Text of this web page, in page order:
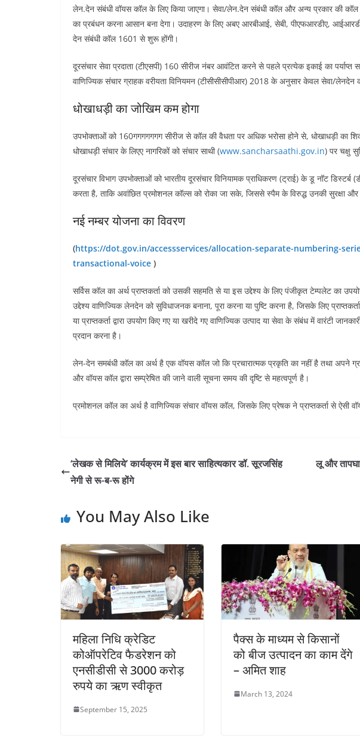
लेन.देन संबंधी वॉयस कॉल के लिए किया जाएगा। सेवा/लेन.देन संबंधी कॉल और अन्य प्रकार की कॉल
का प्रबंधन करना आसान बना देगा। उदाहरण के लिए अबए आरबीआई, सेबी, पीएफआरडीए,
देन संबंधी कॉल 1601 से शुरू होंगी।
दूरसंचार सेवा प्रदाता (टीएसपी) 160 सीरीज नंबर आवंटित करने से पहले प्रत्येक इकाई का
वाणिज्यिक संचार ग्राहक वरीयता विनियमन (टीसीसीसीपीआर) 2018 के अनुसार केवल सेवा/
धोखाधड़ी का जोखिम कम होगा
उपभोक्ताओं को 160गगगगगगग सीरीज से कॉल की वैधता पर अधिक भरोसा होने से, धोखाधड़ी का
धोखाधड़ी संचार के लिएए नागरिकों को संचार साथी (www.sancharsaathi.gov.in) पर चक्षु
दूरसंचार विभाग उपभोक्ताओं को भारतीय दूरसंचार विनियामक प्राधिकरण (ट्राई) के डू नॉट डिस्टर्ब
करता है, ताकि अवांछित प्रमोशनल कॉल्स को रोका जा सके, जिससे स्पैम के विरुद्ध उनकी सुरक्षा और
नई नम्बर योजना का विवरण
(https://dot.gov.in/accessservices/allocation-separate-numbering-
transactional-voice )
सर्विस कॉल का अर्थ प्राप्तकर्ता को उसकी सहमति से या इस उद्देश्य के लिए पंजीकृत टेम्पलेट का
उद्देश्य वाणिज्यिक लेनदेन को सुविधाजनक बनाना, पूरा करना या पुष्टि करना है, जिसके लिए
या प्राप्तकर्ता द्वारा उपयोग किए गए या खरीदे गए वाणिज्यिक उत्पाद या सेवा के संबंध में वारंटी
प्रदान करना है।
लेन-देन समबंधी कॉल का अर्थ है एक वॉयस कॉल जो कि प्रचारात्मक प्रकृति का नहीं है तथा अपने
और वॉयस कॉल द्वारा सम्प्रेषित की जाने वाली सूचना समय की दृष्टि से महत्वपूर्ण है।
प्रमोशनल कॉल का अर्थ है वाणिज्यिक संचार वॉयस कॉल, जिसके लिए प्रेषक ने प्राप्तकर्ता से ऐसी
‘लेखक से मिलिये’ कार्यक्रम में इस बार साहित्यकार डॉ. सूरजसिंह
नेगी से रू-ब-रू होंगे
लू और
You May Also Like
महिला निधि क्रेडिट
कोऑपरेटिव फैडरेशन को
एनसीडीसी से 3000 करोड़
रुपये का ऋण स्वीकृत
September 15, 2025
पैक्स के माध्यम से किसानों
को बीज उत्पादन का काम देंगे
– अमित शाह
March 13, 2024